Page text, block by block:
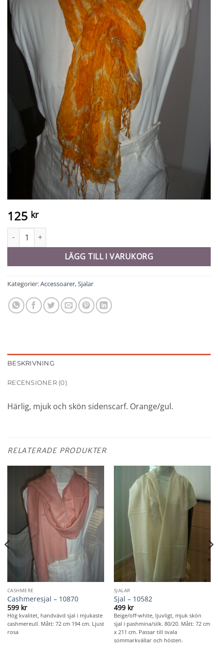
125 kr
Sidenscarf - 10923 mängd
LÄGG TILL I VARUKORG
Kategorier:Accessoarer,Sjalar
BESKRIVNING
RECENSIONER (0)
Härlig, mjuk och skön sidenscarf. Orange/gul.
RELATERADE PRODUKTER
CASHMERE
Cashmeresjal – 10870
599 kr
Hög kvalitet, handvävd sjal i mjukaste
cashmereull. Mått: 72 cm 194 cm. Ljust
rosa
SJALAR
Sjal – 10582
499 kr
Beige/off-white, ljuvligt, mjuk skön
sjal i pashmina/silk. 80/20. Mått: 72 cm
x 211 cm. Passar till svala
sommarkvällar och hösten.